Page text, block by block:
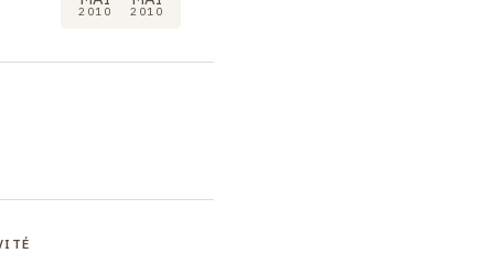
2010 2010